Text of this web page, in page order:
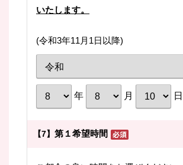
いたします。
(令和3年11月1日以降)
年 月 日
【7】 第１希望時間